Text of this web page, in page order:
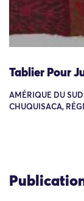
Tablier Pour
AMÉRIQUE DU
CHUQUISACA,